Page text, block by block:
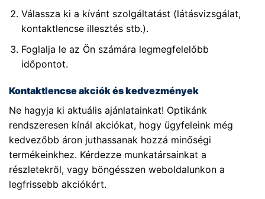
Válassza ki a kívánt szolgáltatást (látásvizsgálat,
kontaktlencse illesztés stb.).
Foglalja le az Ön számára legmegfelelőbb
időpontot.
Kontaktlencse akciók és kedvezmények
Ne hagyja ki aktuális ajánlatainkat! Optikánk
rendszeresen kínál akciókat, hogy ügyfeleink még
kedvezőbb áron juthassanak hozzá minőségi
termékeinkhez. Kérdezze munkatársainkat a
részletekről, vagy böngésszen weboldalunkon a
legfrissebb akciókért.